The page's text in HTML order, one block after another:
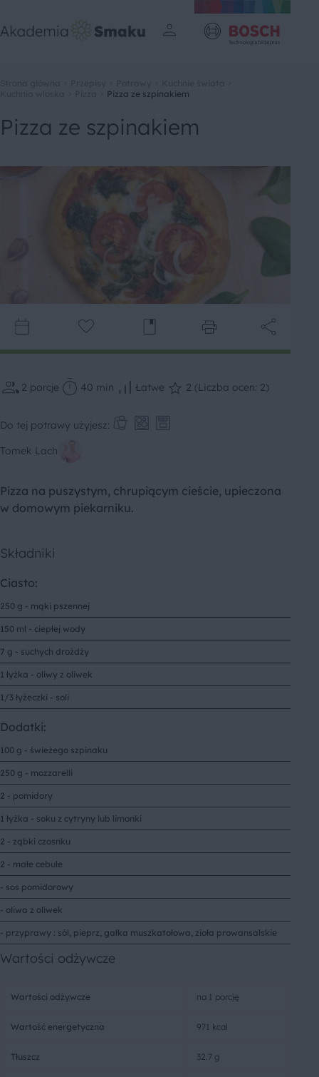
Pizza ze szpinakiem
Pizza ze szpinakiem
2 porcje 40 min Łatwe 2 (Liczba ocen: 2)
Do tej potrawy użyjesz:
Tomek Lach
Pizza na puszystym, chrupiącym cieście, upieczona
w domowym piekarniku.
Składniki
Ciasto:
250 g - mąki pszennej
150 ml - ciepłej wody
7 g - suchych drożdży
1 łyżka - oliwy z oliwek
1/3 łyżeczki - soli
Dodatki:
100 g - świeżego szpinaku
250 g - mozzarelli
2 - pomidory
1 łyżka - soku z cytryny lub limonki
2 - ząbki czosnku
2 - małe cebule
- sos pomidorowy
- oliwa z oliwek
- przyprawy : sól, pieprz, gałka muszkatołowa, zioła prowansalskie
Wartości odżywcze
Wartości odżywcze na 1 porcję
Wartość energetyczna 971 kcal
Tłuszcz 32.7 g